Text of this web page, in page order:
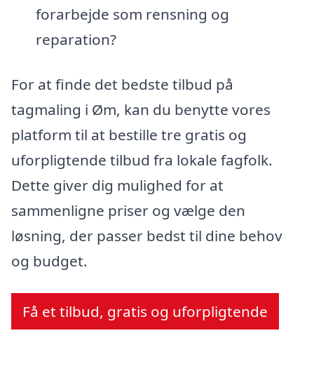
forarbejde som rensning og
reparation?
For at finde det bedste tilbud på
tagmaling i Øm, kan du benytte vores
platform til at bestille tre gratis og
uforpligtende tilbud fra lokale fagfolk.
Dette giver dig mulighed for at
sammenligne priser og vælge den
løsning, der passer bedst til dine behov
og budget.
Få et tilbud, gratis og uforpligtende